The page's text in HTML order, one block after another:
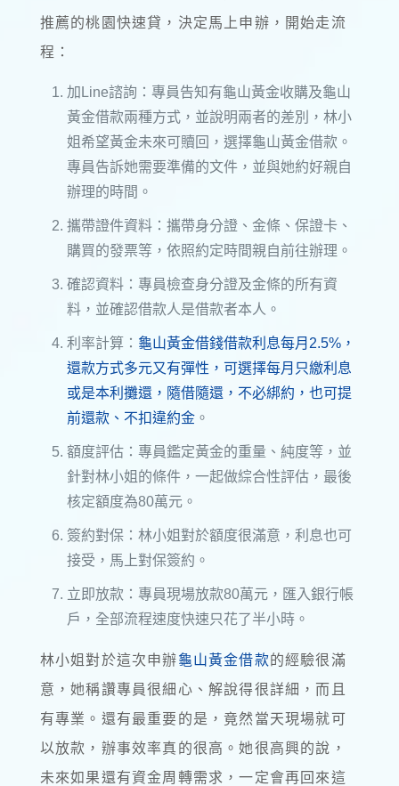
推薦的桃園快速貸，決定馬上申辦，開始走流
程：
加Line諮詢：專員告知有龜山黃金收購及龜山
黃金借款兩種方式，並說明兩者的差別，林小
姐希望黃金未來可贖回，選擇龜山黃金借款。
專員告訴她需要準備的文件，並與她約好親自
辦理的時間。
攜帶證件資料：攜帶身分證、金條、保證卡、
購買的發票等，依照約定時間親自前往辦理。
確認資料：專員檢查身分證及金條的所有資
料，並確認借款人是借款者本人。
利率計算： 龜山黃金借錢借款利息每月2.5%，
還款方式多元又有彈性，可選擇每月只繳利息
或是本利攤還，隨借隨還，不必綁約，也可提
前還款、不扣違約金。
額度評估：專員鑑定黃金的重量、純度等，並
針對林小姐的條件，一起做綜合性評估，最後
核定額度為80萬元。
簽約對保：林小姐對於額度很滿意，利息也可
接受，馬上對保簽約。
立即放款：專員現場放款80萬元，匯入銀行帳
戶，全部流程速度快速只花了半小時。
林小姐對於這次申辦龜山黃金借款的經驗很滿
意，她稱讚專員很細心、解說得很詳細，而且
有專業。還有最重要的是，竟然當天現場就可
以放款，辦事效率真的很高。她很高興的說，
未來如果還有資金周轉需求，一定會再回來這